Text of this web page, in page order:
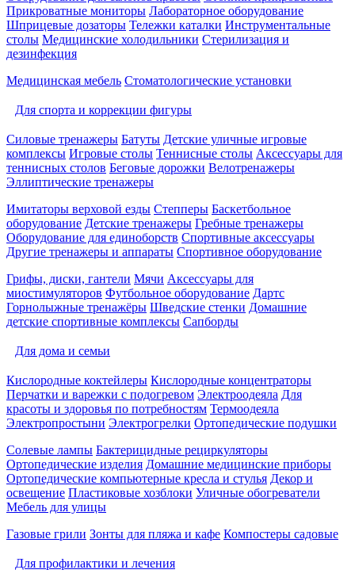
Прикроватные мониторы Лабораторное оборудование
Шприцевые дозаторы Тележки каталки Инструментальные
столы Медицинские холодильники Стерилизация и
дезинфекция
Медицинская мебель Стоматологические установки
Для спорта и коррекции фигуры
Силовые тренажеры Батуты Детские уличные игровые
комплексы Игровые столы Теннисные столы Аксессуары для
теннисных столов Беговые дорожки Велотренажеры
Эллиптические тренажеры
Имитаторы верховой езды Степперы Баскетбольное
оборудование Детские тренажеры Гребные тренажеры
Оборудование для единоборств Спортивные аксессуары
Другие тренажеры и аппараты Спортивное оборудование
Грифы, диски, гантели Мячи Аксессуары для
миостимуляторов Футбольное оборудование Дартс
Горнолыжные тренажёры Шведские стенки Домашние
детские спортивные комплексы Сапборды
Для дома и семьи
Кислородные коктейлеры Кислородные концентраторы
Перчатки и варежки с подогревом Электроодеяла Для
красоты и здоровья по потребностям Термоодеяла
Электропростыни Электрогрелки Ортопедические подушки
Солевые лампы Бактерицидные рециркуляторы
Ортопедические изделия Домашние медицинские приборы
Ортопедические компьютерные кресла и стулья Декор и
освещение Пластиковые хозблоки Уличные обогреватели
Мебель для улицы
Газовые грили Зонты для пляжа и кафе Компостеры садовые
Для профилактики и лечения